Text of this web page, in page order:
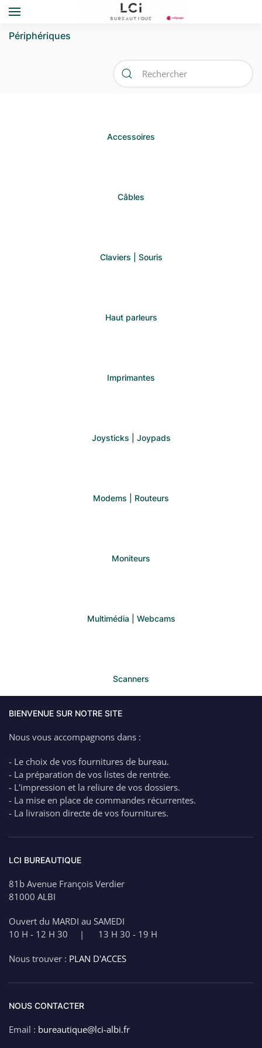
Skip to main content
Périphériques
Accessoires
Câbles
Claviers | Souris
Haut parleurs
Imprimantes
Joysticks | Joypads
Modems | Routeurs
Moniteurs
Multimédia | Webcams
Scanners
BIENVENUE SUR NOTRE SITE
Nous vous accompagnons dans :
- Le choix de vos fournitures de bureau.
- La préparation de vos listes de rentrée.
- L'impression et la reliure de vos dossiers.
- La mise en place de commandes récurrentes.
- La livraison directe de vos fournitures.
LCI BUREAUTIQUE
81b Avenue François Verdier
81000 ALBI
Ouvert du MARDI au SAMEDI
10 H - 12 H 30 | 13 H 30 - 19 H
Nous trouver : PLAN D'ACCES
NOUS CONTACTER
Email : bureautique@lci-albi.fr